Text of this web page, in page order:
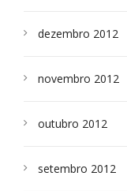
dezembro 2012
novembro 2012
outubro 2012
setembro 2012